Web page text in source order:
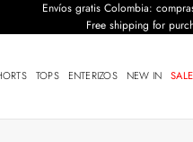
Envíos gratis Colombia:
Free shipping for
TOPS ENTERIZOS NEW IN SALE